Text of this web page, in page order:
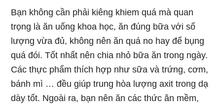
Bạn không cần phải kiêng khiem quá mà quan
trọng là ăn uống khoa học, ăn đúng bữa với số
lượng vừa đủ, không nên ăn quá no hay để bụng
quá đói. Tốt nhất nên chia nhỏ bữa ăn trong ngày.
Các thực phẩm thích hợp như sữa và trứng, cơm,
bánh mì … đều giúp trung hòa lượng axit trong dạ
dày tốt. Ngoài ra, bạn nên ăn các thức ăn mềm,